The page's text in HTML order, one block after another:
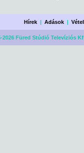
Hírek |Adások |
2026 Füred Stúdió Televíziós